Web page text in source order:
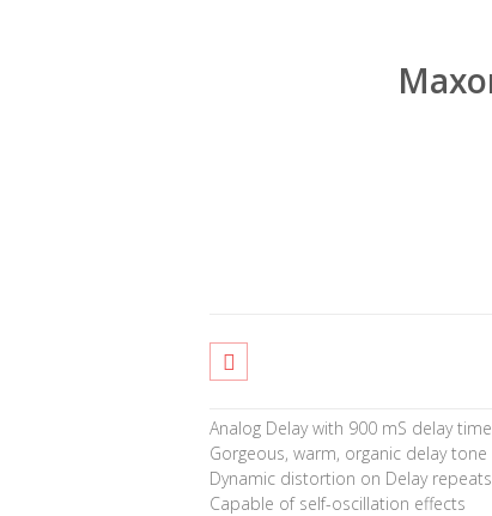
Gorgeous, warm, organic delay tone
Dynamic distortion on Delay repeats
Capable of self-oscillation effects